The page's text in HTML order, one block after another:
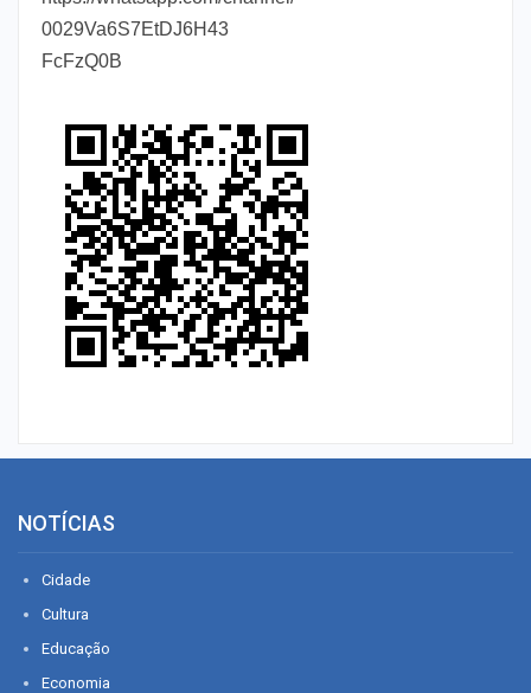
0029Va6S7EtDJ6H43
FcFzQ0B
NOTÍCIAS
Cidade
Cultura
Educação
Economia